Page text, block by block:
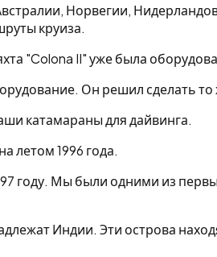
Норвегии,
круиза.
"Colona II" уже была
Он решил сделать то
катамараны для дайвинга.
летом 1996 года.
году. Мы были одними из
Индии. Эти острова